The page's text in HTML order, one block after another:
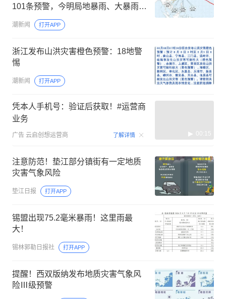
101条预警，今明局地暴雨、大暴雨、
特大暴雨
潮新闻 打开APP
浙江发布山洪灾害橙色预警：18地警
惕
潮新闻 打开APP
凭本人手机号：验证后获取！#运营商
业务
广告 云启创想运营商 了解详情 00:15
注意防范！垫江部分镇街有一定地质
灾害气象风险
垫江日报 打开APP
锡盟出现75.2毫米暴雨！这里雨最
大！
锡林郭勒日报社 打开APP
提醒！西双版纳发布地质灾害气象风
险Ⅲ级预警